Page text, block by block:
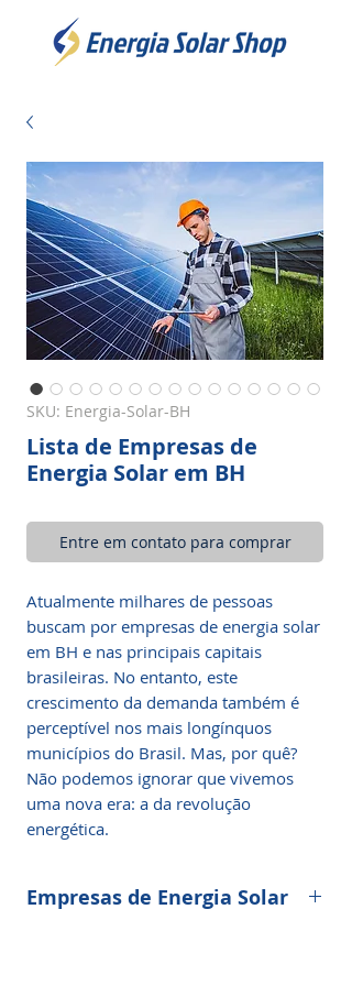
SKU: Energia-Solar-BH
Lista de Empresas de
Energia Solar em BH
Entre em contato para comprar
Atualmente milhares de pessoas
buscam por empresas de energia solar
em BH e nas principais capitais
brasileiras. No entanto, este
crescimento da demanda também é
perceptível nos mais longínquos
municípios do Brasil. Mas, por quê?
Não podemos ignorar que vivemos
uma nova era: a da revolução
energética.
Empresas de Energia Solar